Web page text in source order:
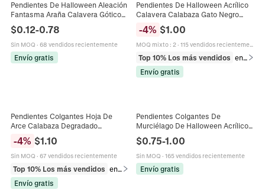
Pendientes De Halloween Aleación
Fantasma Araña Calavera Gótico
Terror Joyas De Fiesta Para
Mujeres Con Poste De Acero
Inoxidable
$0.12-0.78
Sin MOQ · 68 vendidos recientemente
Envío gratis
Pendientes De Halloween Acrílico
Calavera Calabaza Gato Negro
Luna Bruja Fiesta Retro Joyas Para
Mujeres
-4% $1.00
MOQ mixto: 2· 115 vendidos recientemente
Top 10% Los más vendidos
en Pendientes
Envío gratis
Pendientes Colgantes Hoja De
Arce Calabaza Degradado
Halloween
-4% $1.10
Sin MOQ · 67 vendidos recientemente
Top 10% Los más vendidos
en Pendientes
Envío gratis
Pendientes Colgantes De
Murciélago De Halloween Acrílico
Joyas Góticas Para Mujeres
$0.75-1.00
Sin MOQ · 165 vendidos recientemente
Envío gratis